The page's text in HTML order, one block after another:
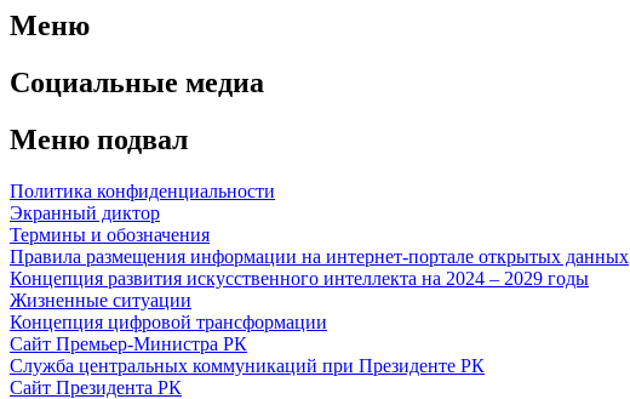
Меню
Социальные медиа
Меню подвал
Политика конфиденциальности
Экранный диктор
Термины и обозначения
Правила размещения информации на интернет-портале открытых данных
Концепция развития искусственного интеллекта на 2024 – 2029 годы
Жизненные ситуации
Концепция цифровой трансформации
Сайт Премьер-Министра РК
Служба центральных коммуникаций при Президенте РК
Сайт Президента РК